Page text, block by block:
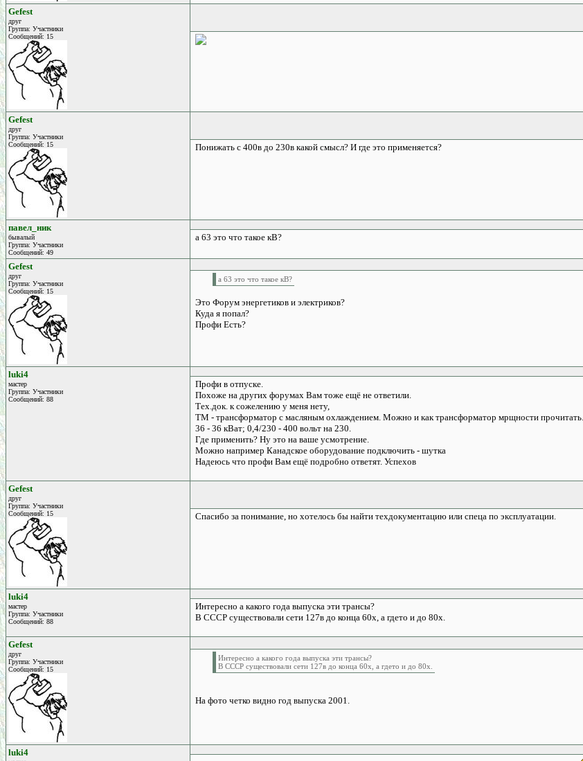
Gefest
друг
Группа: Участники
Сообщений: 15
Gefest
друг
Группа: Участники
Сообщений: 15
Понижать с 400в до 230в какой смысл? И где это применяется?
павел_ник
бывалый
Группа: Участники
Сообщений: 49
а 63 это что такое кВ?
Gefest
друг
Группа: Участники
Сообщений: 15
а 63 это что такое кВ?
Это Форум энергетиков и электриков?
Куда я попал?
Профи Есть?
luki4
мастер
Группа: Участники
Сообщений: 88
Профи в отпуске.
Похоже на других форумах Вам тоже ещё не ответили.
Тех.док. к сожелению у меня нету,
ТМ - трансформатор с масляным охлаждением. Можно и как трансформатор мрщности прочитать.
36 - 36 кВат; 0,4/230 - 400 вольт на 230.
Где применить? Ну это на ваше усмотрение.
Можно например Канадское оборудование подключить - шутка
Надеюсь что профи Вам ещё подробно ответят. Успехов
Gefest
друг
Группа: Участники
Сообщений: 15
Спасибо за понимание, но хотелось бы найти техдокументацию или спеца по эксплуатации.
luki4
мастер
Группа: Участники
Сообщений: 88
Интересно а какого года выпуска эти трансы?
В СССР существовали сети 127в до конца 60х, а гдето и до 80х.
Gefest
друг
Группа: Участники
Сообщений: 15
Интересно а какого года выпуска эти трансы?
В СССР существовали сети 127в до конца 60х, а гдето и до 80х.
На фото четко видно год выпуска 2001.
luki4